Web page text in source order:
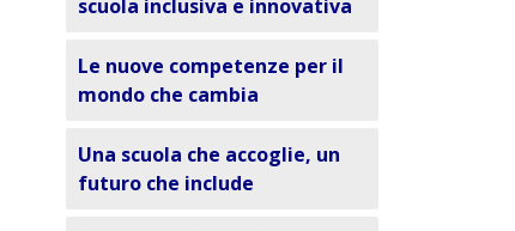
scuola inclusiva e innovativa
Le nuove competenze per il
mondo che cambia
Una scuola che accoglie, un
futuro che include